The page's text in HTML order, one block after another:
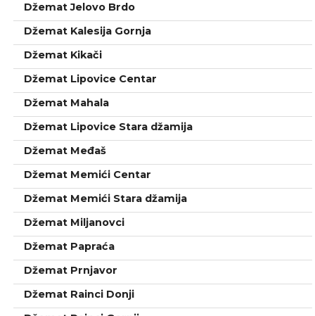
Džemat Jelovo Brdo
Džemat Kalesija Gornja
Džemat Kikači
Džemat Lipovice Centar
Džemat Mahala
Džemat Lipovice Stara džamija
Džemat Međaš
Džemat Memići Centar
Džemat Memići Stara džamija
Džemat Miljanovci
Džemat Papraća
Džemat Prnjavor
Džemat Rainci Donji